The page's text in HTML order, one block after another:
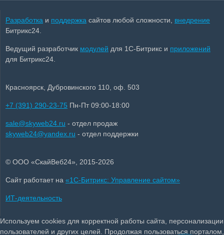
Разработка и поддержка сайтов любой сложности, внедрение
Битрикс24.
Ведущий разработчик модулей для 1С-Битрикс и приложений
для Битрикс24.
Красноярск, Дубровинского 110, оф. 503
+7 (391) 290-23-75 Пн-Пт 09:00-18:00
sale@skyweb24.ru - отдел продаж
skyweb24@yandex.ru - отдел поддержки
© ООО «СкайВеб24», 2015-2026
Сайт работает на «1С-Битрикс: Управление сайтом»
ИТ-деятельность
Используем cookies для корректной работы сайта, персонализации
пользователей и других целей. Продолжая пользоваться порталом,